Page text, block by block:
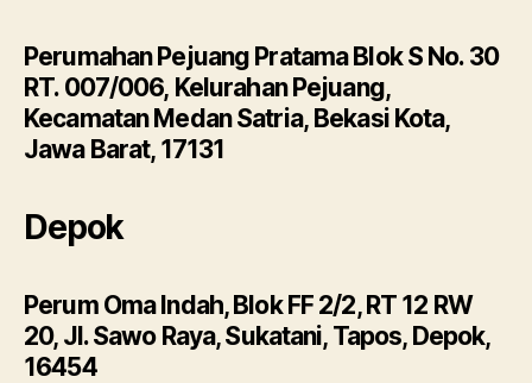
Perumahan Pejuang Pratama Blok S No. 30
RT. 007/006, Kelurahan Pejuang,
Kecamatan Medan Satria, Bekasi Kota,
Jawa Barat, 17131
Depok
Perum Oma Indah, Blok FF 2/2, RT 12 RW
20, Jl. Sawo Raya, Sukatani, Tapos, Depok,
16454